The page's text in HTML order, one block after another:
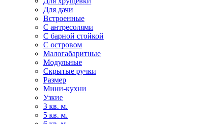
Для дачи
Встроенные
С антресолями
С барной стойкой
С островом
Малогабаритные
Модульные
Скрытые ручки
Размер
Мини-кухни
Узкие
3 кв. м.
5 кв. м.